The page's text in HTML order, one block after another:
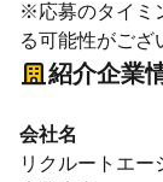
※応募のタイミ
る可能性がござ
紹介企業
会社名
リクルートエー